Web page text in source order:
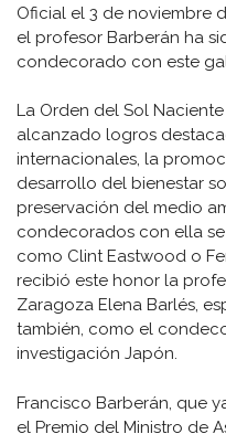
Oficial el 3 de noviembre
el profesor Barberán ha
condecorado con este
La Orden del Sol
alcanzado logros
internacionales, la
desarrollo del bienestar
preservación del medio
condecorados con ella
como Clint Eastwood o
recibió este honor la
Zaragoza Elena Barlés,
también, como el
investigación Japón.
Francisco Barberán, que
el Premio del Ministro de